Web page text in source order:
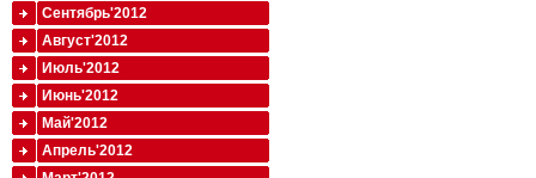
Сентябрь'2012
Август'2012
Июль'2012
Июнь'2012
Май'2012
Апрель'2012